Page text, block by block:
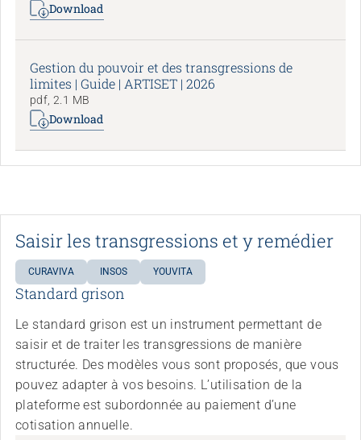
Download
Gestion du pouvoir et des transgressions de
limites | Guide | ARTISET | 2026
pdf, 2.1 MB
Download
Saisir les transgressions et y remédier
CURAVIVA INSOS YOUVITA
Standard grison
Le standard grison est un instrument permettant de
saisir et de traiter les transgressions de manière
structurée. Des modèles vous sont proposés, que vous
pouvez adapter à vos besoins. L’utilisation de la
plateforme est subordonnée au paiement d’une
cotisation annuelle.